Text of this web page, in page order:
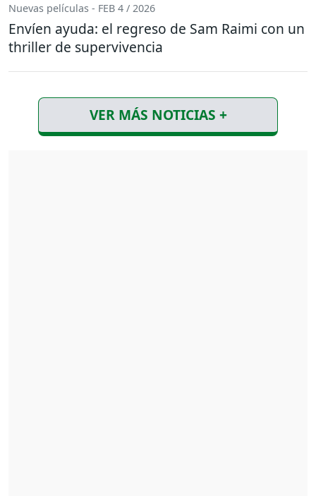
Nuevas películas - FEB 4 / 2026
Envíen ayuda: el regreso de Sam Raimi con un
thriller de supervivencia
VER MÁS NOTICIAS +